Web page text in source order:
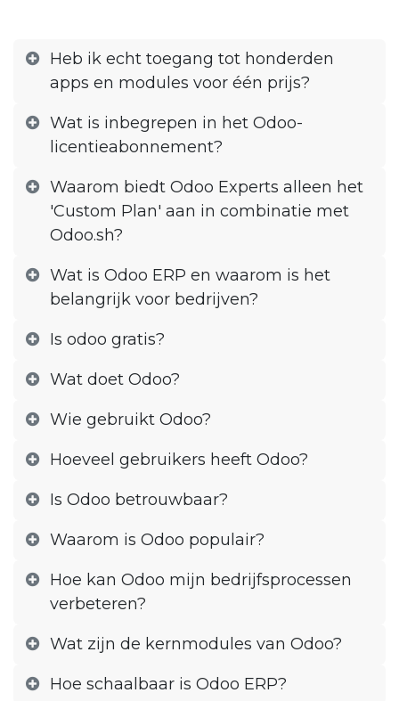
Heb ik echt toegang tot honderden
apps en modules voor één prijs?
Wat is inbegrepen in het Odoo-
licentieabonnement?
Waarom biedt Odoo Experts alleen het
'Custom Plan' aan in combinatie met
Odoo.sh?
Wat is Odoo ERP en waarom is het
belangrijk voor bedrijven?
Is odoo gratis?
Wat doet Odoo?
Wie gebruikt Odoo?
Hoeveel gebruikers heeft Odoo?
Is Odoo betrouwbaar?
Waarom is Odoo populair?
Hoe kan Odoo mijn bedrijfsprocessen
verbeteren?
Wat zijn de kernmodules van Odoo?
Hoe schaalbaar is Odoo ERP?